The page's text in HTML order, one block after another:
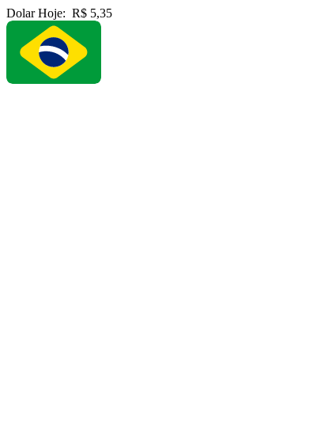
Dolar Hoje: R$ 5,35